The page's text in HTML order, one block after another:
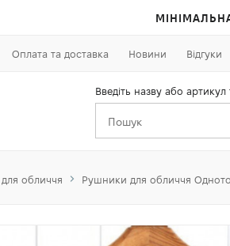
Оплата та доставка Новини Відгуки
Введіть назву або артикул
обличчя Рушники для обличчя